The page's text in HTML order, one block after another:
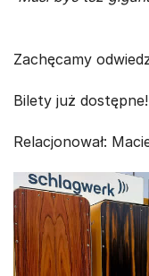
Zachęcamy
Bilety już dostępne!
Relacjonował: